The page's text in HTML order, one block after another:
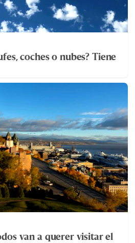
coches o nubes? Tiene
van a querer visitar el